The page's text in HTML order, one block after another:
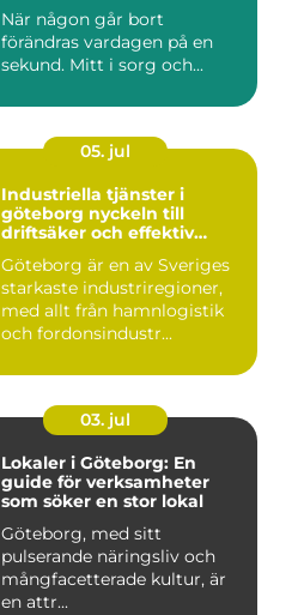
När någon går bort
förändras vardagen på en
sekund. Mitt i sorg och...
05. jul
Industriella tjänster i
göteborg nyckeln till
driftsäker och effektiv
Göteborg är en av Sveriges
starkaste industriregioner,
med allt från hamnlogistik
och fordonsindustr...
03. jul
Lokaler i Göteborg: En
guide för verksamheter
som söker en stor lokal
Göteborg, med sitt
pulserande näringsliv och
mångfacetterade kultur, är
en attr...